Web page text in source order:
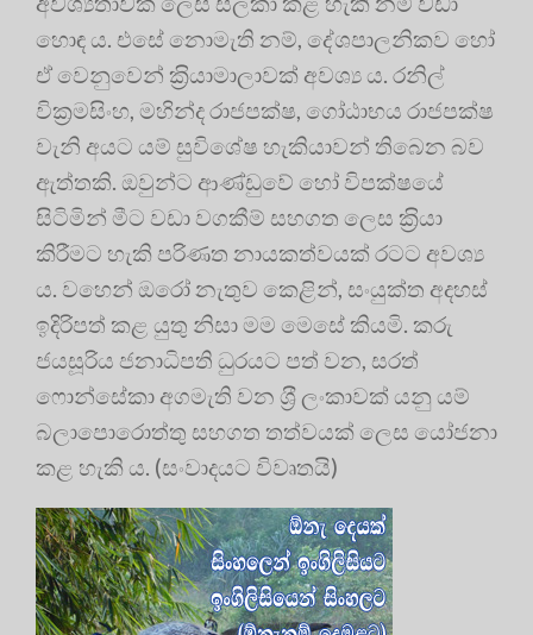
හොඳ ය. එසේ නොමැති නම්, දේශපාලනිකව හෝ
ඒ වෙනුවෙන් ක‍්‍රියාමාලාවක් අවශ්‍ය ය. රනිල්
වික‍්‍රමසිංහ, මහින්ද රාජපක්ෂ, ගෝඨාභය රාජපක්ෂ
වැනි අයට යම් සුවිශේෂ හැකියාවන් තිබෙන බව
ඇත්තකි. ඔවුන්ට ආණ්ඩුවේ හෝ විපක්ෂයේ
සිටිමින් මීට වඩා වගකීම් සහගත ලෙස ක‍්‍රියා
කිරීමට හැකි පරිණත නායකත්වයක් රටට අවශ්‍ය
ය. වහෙන් ඔරෝ නැතුව කෙළින්, සංයුක්ත අදහස්
ඉදිරිපත් කළ යුතු නිසා මම මෙසේ කියමි. කරු
ජයසූරිය ජනාධිපති ධුරයට පත් වන, සරත්
ෆොන්සේකා අගමැති වන ශ‍්‍රී ලංකාවක් යනු යම්
බලාපොරොත්තු සහගත තත්වයක් ලෙස යෝජනා
කළ හැකි ය. (සංවාදයට විවෘතයි)